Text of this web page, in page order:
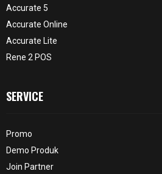
Accurate 5
Accurate Online
Accurate Lite
Rene 2 POS
SERVICE
Promo
Demo Produk
Join Partner